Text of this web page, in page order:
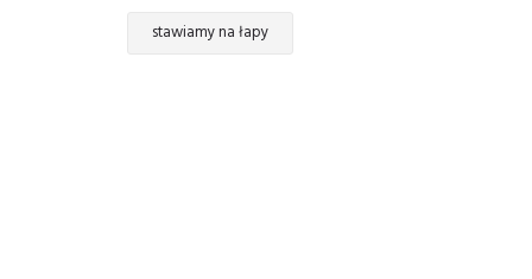
stawiamy na łapy